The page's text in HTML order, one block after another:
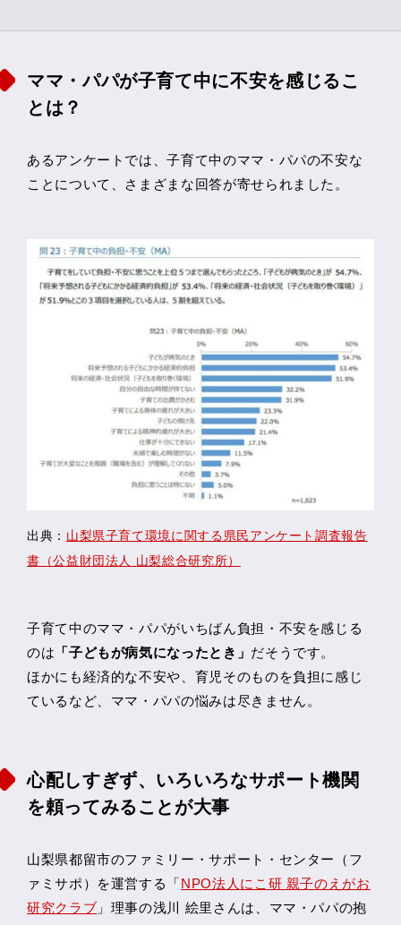
ママ・パパが子育て中に不安を感じるこ
とは？
あるアンケートでは、子育て中のママ・パパの不安な
ことについて、さまざまな回答が寄せられました。
出典： 山梨県子育て環境に関する県民アンケート調査報告
書（公益財団法人 山梨総合研究所）
子育て中のママ・パパがいちばん負担・不安を感じる
のは 「子どもが病気になったとき」 だそうです。
ほかにも経済的な不安や、育児そのものを負担に感じ
ているなど、ママ・パパの悩みは尽きません。
心配しすぎず、いろいろなサポート機関
を頼ってみることが大事
山梨県都留市のファミリー・サポート・センター（フ
ァミサポ）を運営する「NPO法人にこ研 親子のえがお
研究クラブ 」理事の浅川 絵里さんは、ママ・パパの抱